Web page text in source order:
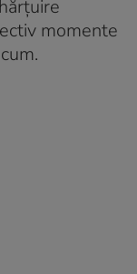
momente